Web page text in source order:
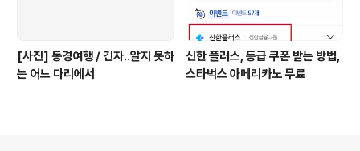
[사진] 동경여행 / 긴자..알지 못하
는 어느 다리에서
신한 플러스, 등급 쿠폰 받는 방법,
스타벅스 아메리카노 무료